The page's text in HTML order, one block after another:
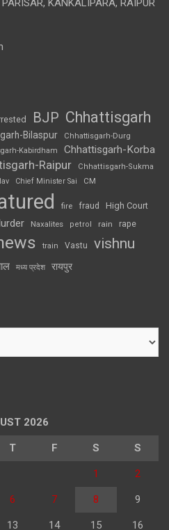
KANKALIPARA, RAIPUR
BJP Chhattisgarh
Bilaspur Chhattisgarh-Durg
Kabirdham Chhattisgarh-Korba
Raipur
Chhattisgarh-Sukma
Chief Minister Sai CM
fire fraud High Court
Naxalites petrol rain rape
train Vastu vishnu
मध्य प्रदेश रायपुर
2026
T F S S
1 2
6 7 8 9
13 14 15 16